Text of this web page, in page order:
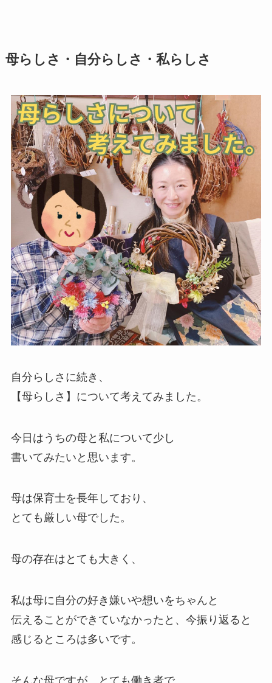
母らしさ・自分らしさ・私らしさ
自分らしさに続き、
【母らしさ】について考えてみました。
今日はうちの母と私について少し
書いてみたいと思います。
母は保育士を長年しており、
とても厳しい母でした。
母の存在はとても大きく、
私は母に自分の好き嫌いや想いをちゃんと
伝えることができていなかったと、今振り返ると
感じるところは多いです。
そんな母ですが、とても働き者で、